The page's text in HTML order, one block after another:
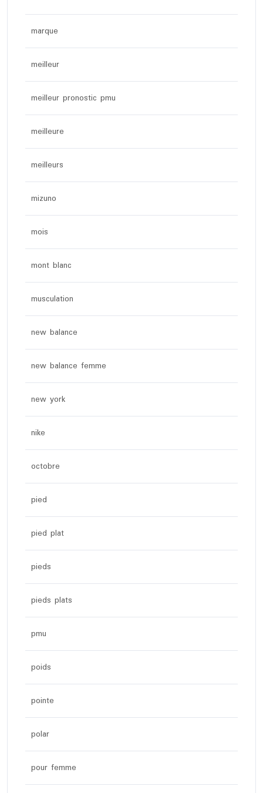
marque
meilleur
meilleur pronostic pmu
meilleure
meilleurs
mizuno
mois
mont blanc
musculation
new balance
new balance femme
new york
nike
octobre
pied
pied plat
pieds
pieds plats
pmu
poids
pointe
polar
pour femme